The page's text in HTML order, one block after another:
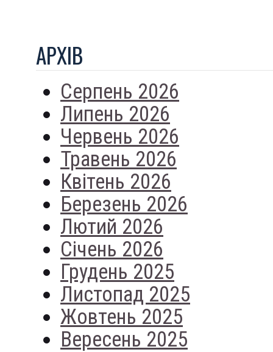
АРХIВ
Серпень 2026
Липень 2026
Червень 2026
Травень 2026
Квітень 2026
Березень 2026
Лютий 2026
Січень 2026
Грудень 2025
Листопад 2025
Жовтень 2025
Вересень 2025